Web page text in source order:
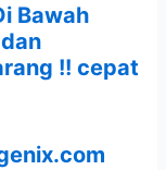
Bawah
!! cepat